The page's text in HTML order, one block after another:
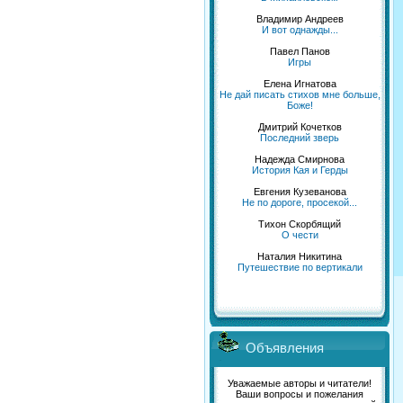
Владимир Андреев
И вот однажды...
Павел Панов
Игры
Елена Игнатова
Не дай писать стихов мне больше,
Боже!
Дмитрий Кочетков
Последний зверь
Надежда Смирнова
История Кая и Герды
Евгения Кузеванова
Не по дороге, просекой...
Тихон Скорбящий
О чести
Наталия Никитина
Путешествие по вертикали
Объявления
Уважаемые авторы и читатели!
Ваши вопросы и пожелания